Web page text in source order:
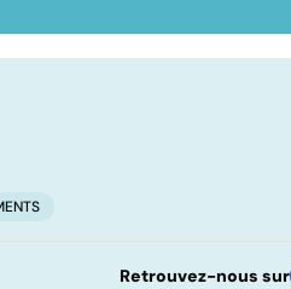
infections
Retrouvez-nous sur